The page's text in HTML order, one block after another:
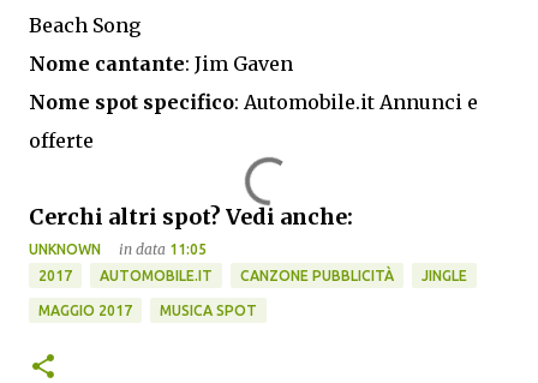
Beach Song
Nome cantante: Jim Gaven
Nome spot specifico: Automobile.it Annunci e
offerte
Cerchi altri spot? Vedi anche:
UNKNOWN in data 11:05
2017
AUTOMOBILE.IT CANZONE PUBBLICITÀ JINGLE
MAGGIO 2017 MUSICA SPOT